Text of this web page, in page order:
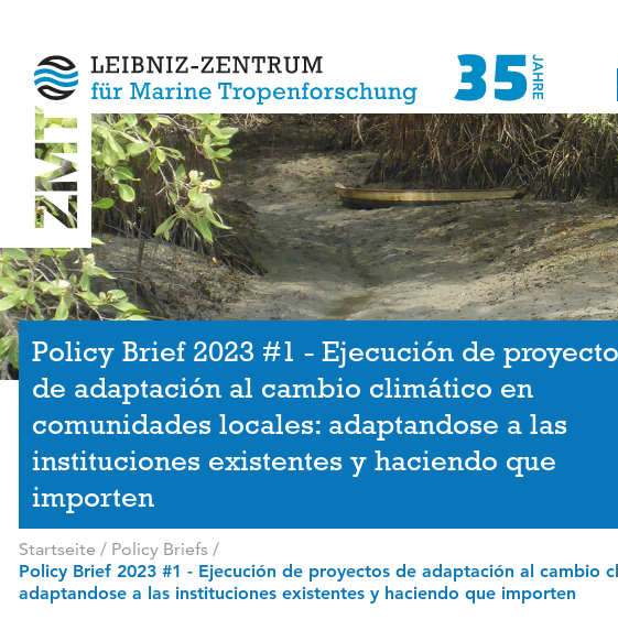
Policy Brief 2023 #1 - Ejecución de
de adaptación al cambio climático en
comunidades locales: adaptandose a las
instituciones existentes y haciendo que
importen
Startseite / Policy Briefs /
Policy Brief 2023 #1 - Ejecución de proyectos de adaptación al cambio
adaptandose a las instituciones existentes y haciendo que importen